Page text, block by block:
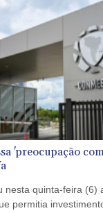
'preocupação
nesta quinta-feira (6)
permitia